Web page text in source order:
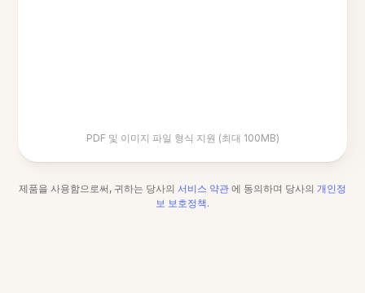
PDF 및 이미지 파일 형식 지원 (최대 100MB)
제품을 사용함으로써, 귀하는 당사의 서비스 약관 에 동의하며 당사의 개인정
보 보호정책.